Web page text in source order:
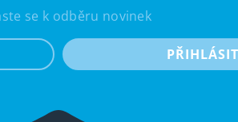
se k odběru novinek
PŘIHLÁSIT